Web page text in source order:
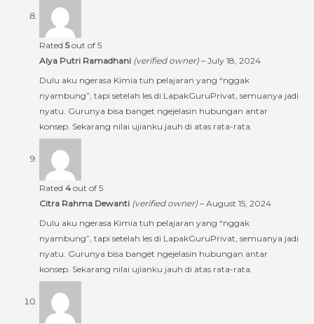
Rated 5out of 5
Alya Putri Ramadhani (verified owner) – July 18, 2024
Dulu aku ngerasa Kimia tuh pelajaran yang “nggak
nyambung”, tapi setelah les di LapakGuruPrivat, semuanya jadi
nyatu. Gurunya bisa banget ngejelasin hubungan antar
konsep. Sekarang nilai ujianku jauh di atas rata-rata.
Rated 4 out of 5
Citra Rahma Dewanti (verified owner) – August 15, 2024
Dulu aku ngerasa Kimia tuh pelajaran yang “nggak
nyambung”, tapi setelah les di LapakGuruPrivat, semuanya jadi
nyatu. Gurunya bisa banget ngejelasin hubungan antar
konsep. Sekarang nilai ujianku jauh di atas rata-rata.